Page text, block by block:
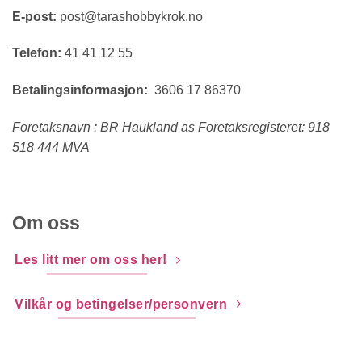
E-post: post@tarashobbykrok.no
Telefon: 41 41 12 55
Betalingsinformasjon: 3606 17 86370
Foretaksnavn : BR Haukland as Foretaksregisteret: 918
518 444 MVA
Om oss
Les litt mer om oss her!
Vilkår og betingelser/personvern